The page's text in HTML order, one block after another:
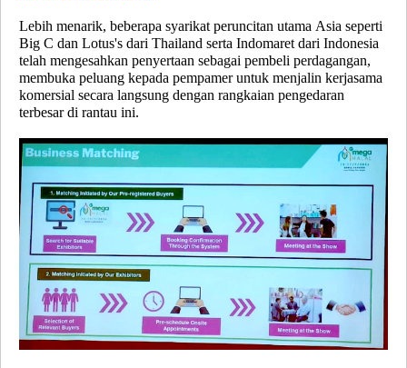
Lebih menarik, beberapa syarikat peruncitan utama Asia seperti
Big C dan Lotus's dari Thailand serta Indomaret dari Indonesia
telah mengesahkan penyertaan sebagai pembeli perdagangan,
membuka peluang kepada pempamer untuk menjalin kerjasama
komersial secara langsung dengan rangkaian pengedaran
terbesar di rantau ini.